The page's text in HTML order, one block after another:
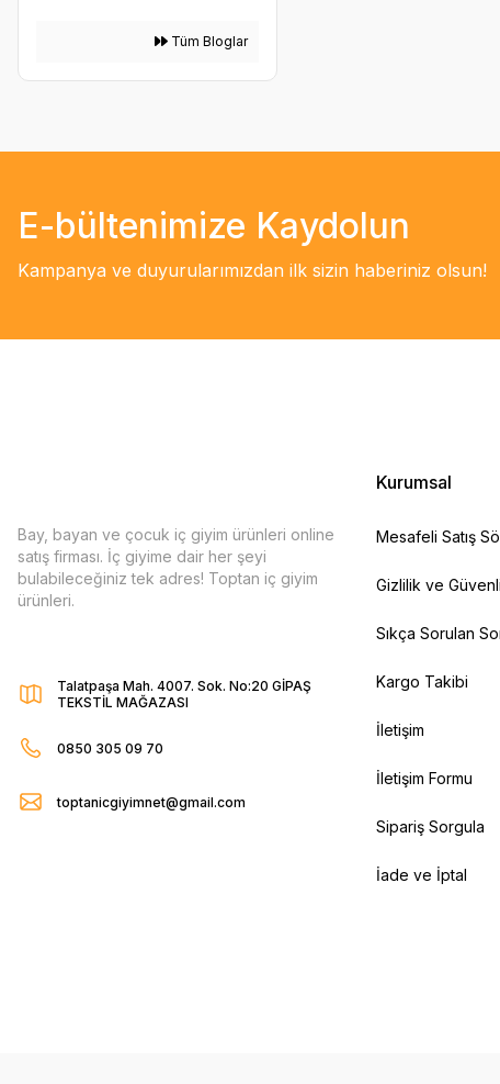
Tüm Bloglar
E-bültenimize Kaydolun
Kampanya ve duyurularımızdan ilk sizin haberiniz olsun!
Bay, bayan ve çocuk iç giyim ürünleri online
satış firması. İç giyime dair her şeyi
bulabileceğiniz tek adres! Toptan iç giyim
ürünleri.
Talatpaşa Mah. 4007. Sok. No:20 GİPAŞ
TEKSTİL MAĞAZASI
0850 305 09 70
toptanicgiyimnet@gmail.com
Kurumsal
Mesafeli Satış
Gizlilik ve
Sıkça Sorulan
Kargo Takibi
İletişim
İletişim Formu
Sipariş Sorgula
İade ve İptal